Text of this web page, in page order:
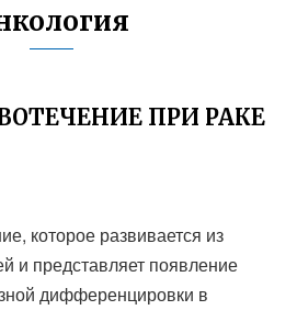
ПРИ РАКЕ
которое развивается из
и представляет появление
дифференцировки в